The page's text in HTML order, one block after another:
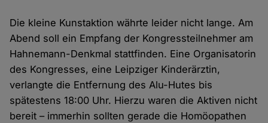
Die kleine Kunstaktion währte leider nicht lange. Am
Abend soll ein Empfang der Kongressteilnehmer am
Hahnemann-Denkmal stattfinden. Eine Organisatorin
des Kongresses, eine Leipziger Kinderärztin,
verlangte die Entfernung des Alu-Hutes bis
spätestens 18:00 Uhr. Hierzu waren die Aktiven nicht
bereit – immerhin sollten gerade die Homöopathen